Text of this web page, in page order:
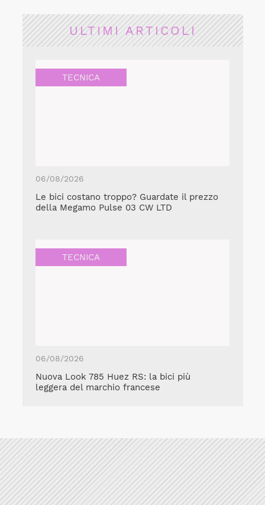
ULTIMI ARTICOLI
TECNICA
06/08/2026
Le bici costano troppo? Guardate il prezzo
della Megamo Pulse 03 CW LTD
TECNICA
06/08/2026
Nuova Look 785 Huez RS: la bici più
leggera del marchio francese